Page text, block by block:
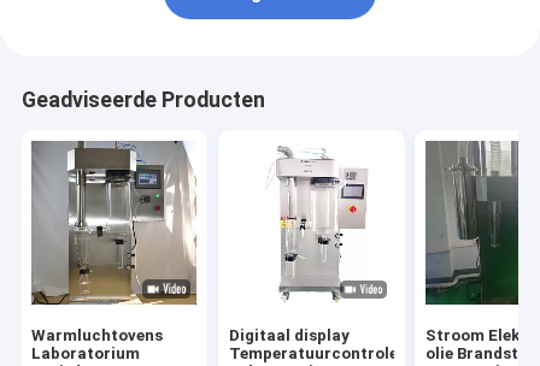
Geadviseerde Producten
Warmluchtovens
Laboratorium
Digitaal display
Temperatuurcontrole
Stroom
olie Brandstof